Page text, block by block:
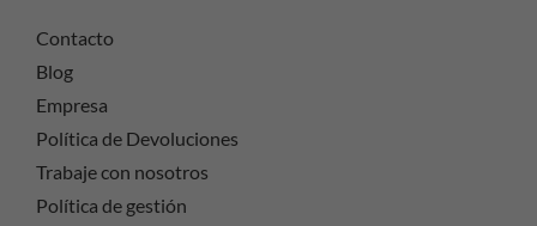
Contacto
Blog
Empresa
Política de Devoluciones
Trabaje con nosotros
Política de gestión